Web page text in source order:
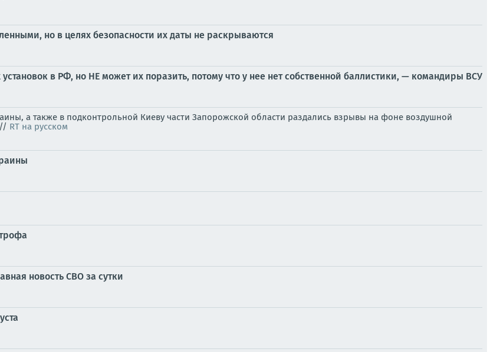
но в целях безопасности их даты не раскрываются
в РФ, но НЕ может их поразить, потому что у нее нет собственной баллистики, — командиры ВСУ
а также в подконтрольной Киеву части Запорожской области раздались взрывы на фоне воздушной
RT на русском
новость СВО за сутки